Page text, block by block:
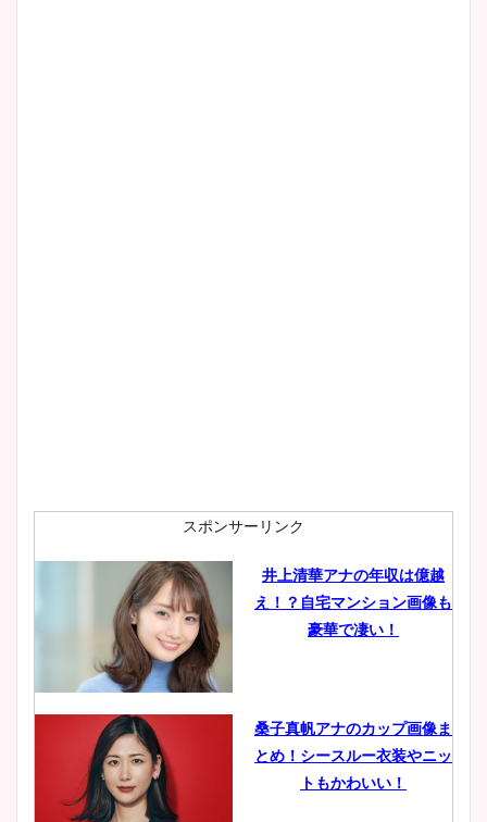
スポンサーリンク
井上清華アナの年収は億越
え！？自宅マンション画像も
豪華で凄い！
桑子真帆アナのカップ画像ま
とめ！シースルー衣装やニッ
トもかわいい！